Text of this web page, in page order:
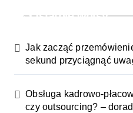
Ostatnie wpisy
Jak zacząć
sekund przyciągnąć
Obsługa kadrowo-
czy outsourcing? –